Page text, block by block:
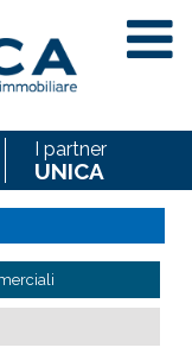
I partner
UNICA